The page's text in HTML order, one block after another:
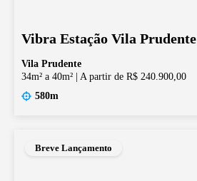
Vibra Estação Vila Prudente
Vila Prudente
34m² a 40m²
A partir de R$ 240.900,00
580m
Breve Lançamento